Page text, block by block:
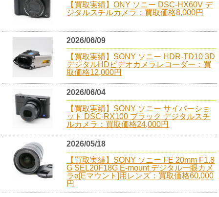
【買取実績】ONY ソニー DSC-HX60V デ
ジタルスチルカメラ：買取価格8,000円
2026/06/09
【買取実績】SONY ソニー HDR-TD10 3D
デジタルHDビデオカメラレコーダー：買
取価格12,000円
2026/06/04
【買取実績】SONY ソニー サイバーショ
ット DSC-RX100 ブラック デジタルスチ
ルカメラ：買取価格24,000円
2026/05/18
【買取実績】SONY ソニー FE 20mm F1.8
G SEL20F18G E-mount デジタル一眼カメ
ラα[Eマウント]用レンズ：買取価格60,000
円